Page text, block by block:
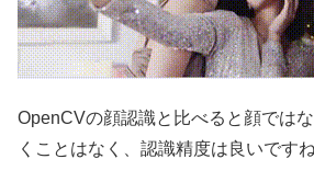
OpenCVの顔認識と比べると顔では
くことはなく、認識精度は良いですね